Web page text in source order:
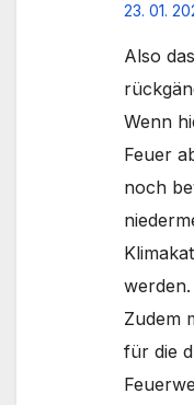
23. 01.
Also
Wenn
Feuer
noch
werden.
Zudem
für die